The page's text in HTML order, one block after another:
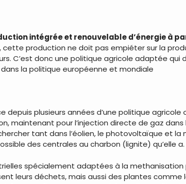
intégrée et renouvelable d’énergie à
cette production ne doit pas empiéter sur la
C’est donc une politique agricole adaptée
la politique européenne et mondiale
depuis plusieurs années d’une politique
maintenant pour l’injection directe de gaz dans
tant dans l’éolien, le photovoltaïque et
des centrales au charbon (lignite) qu’elle a.
spécialement adaptées à la
leurs déchets, mais aussi des plantes comme